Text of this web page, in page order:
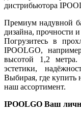
дистрибьютора
Премиум надувной
дизайна, прочности
Погрузитесь в
IPOOLGO,
высотой 1,2 метра.
эстетики,
Выбирая, где купить
наш ассортимент.
IPOOLGO Ваш